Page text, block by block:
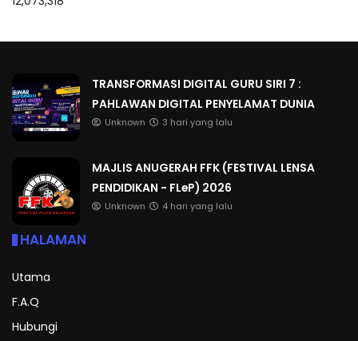
TRANSFORMASI DIGITAL GURU SIRI 7 :
PAHLAWAN DIGITAL PENYELAMAT DUNIA
Unknown 3 hari yang lalu
MAJLIS ANUGERAH FFK (FESTIVAL LENSA
PENDIDIKAN - FLeP) 2026
Unknown 4 hari yang lalu
HALAMAN
Utama
F.A.Q
Hubungi